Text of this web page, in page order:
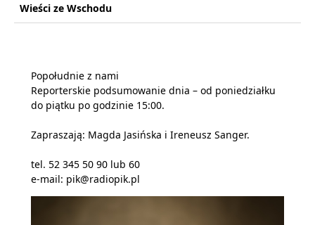
Wieści ze Wschodu
Popołudnie z nami
Reporterskie podsumowanie dnia – od poniedziałku
do piątku po godzinie 15:00.
Zapraszają: Magda Jasińska i Ireneusz Sanger.
tel. 52 345 50 90 lub 60
e-mail: pik@radiopik.pl